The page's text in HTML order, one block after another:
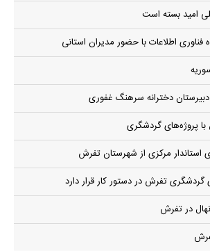
امید بسته است
فناوری اطلاعات با حضور مدیران استانی
دخترانه سرهنگ غفوری
پروژه‌های گردشگری
استاندار مرکزی از شهرستان تفرش
تفرش در دستور کار قرار دارد